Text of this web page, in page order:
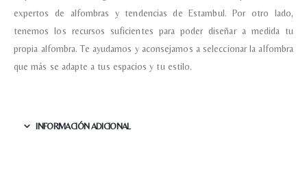
expertos de alfombras y tendencias de Estambul. Por otro lado,
tenemos los recursos suficientes para poder diseñar a medida tu
propia alfombra. Te ayudamos y aconsejamos a seleccionar la alfombra
que más se adapte a tus espacios y tu estilo.
INFORMACIÓN ADICIONAL